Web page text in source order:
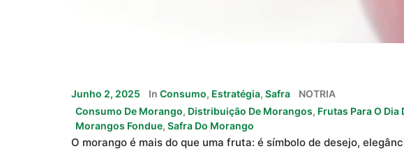
Junho 2, 2025 In Consumo, Estratégia, Safra
NOTRIA
Consumo De Morango, Distribuição De Morangos, Frutas Para O
Morangos Fondue, Safra Do Morango
O morango é mais do que uma fruta: é símbolo de desejo,